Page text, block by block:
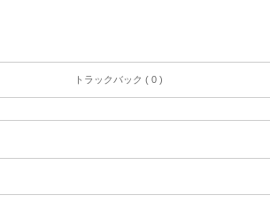
トラックバック ( 0 )